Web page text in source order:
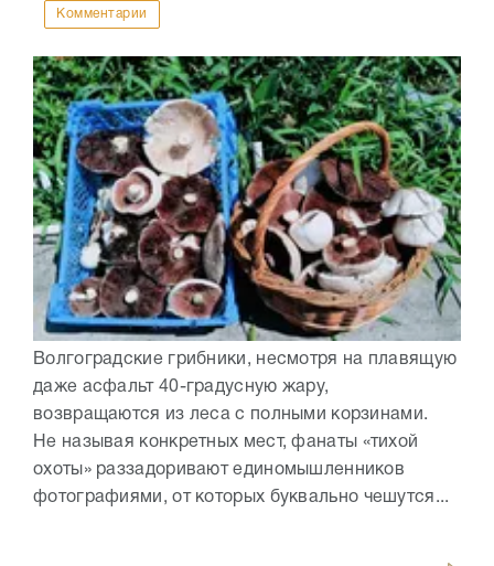
Комментарии
Волгоградские грибники, несмотря на плавящую
даже асфальт 40-градусную жару,
возвращаются из леса с полными корзинами.
Не называя конкретных мест, фанаты «тихой
охоты» раззадоривают единомышленников
фотографиями, от которых буквально чешутся...